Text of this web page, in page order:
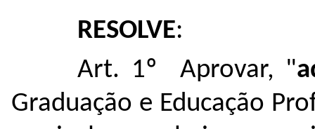
RESOLVE:
Art. 1º Aprovar, "
Graduação e Educação